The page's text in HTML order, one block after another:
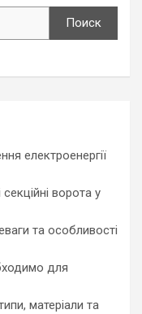
Поиск
електроенергії
ворота у
та особливості
для
матеріали та